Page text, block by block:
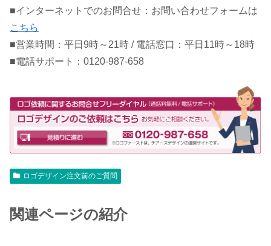
■インターネットでのお問合せ：お問い合わせフォームは
こちら
■営業時間：平日9時～21時 / 電話窓口：平日11時～18時
■電話サポート：0120-987-658
ロゴデザイン注文前のご質問
関連ページの紹介